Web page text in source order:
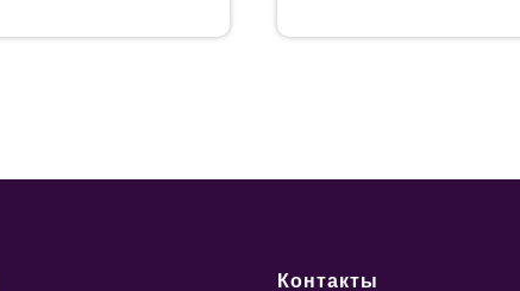
Контакты